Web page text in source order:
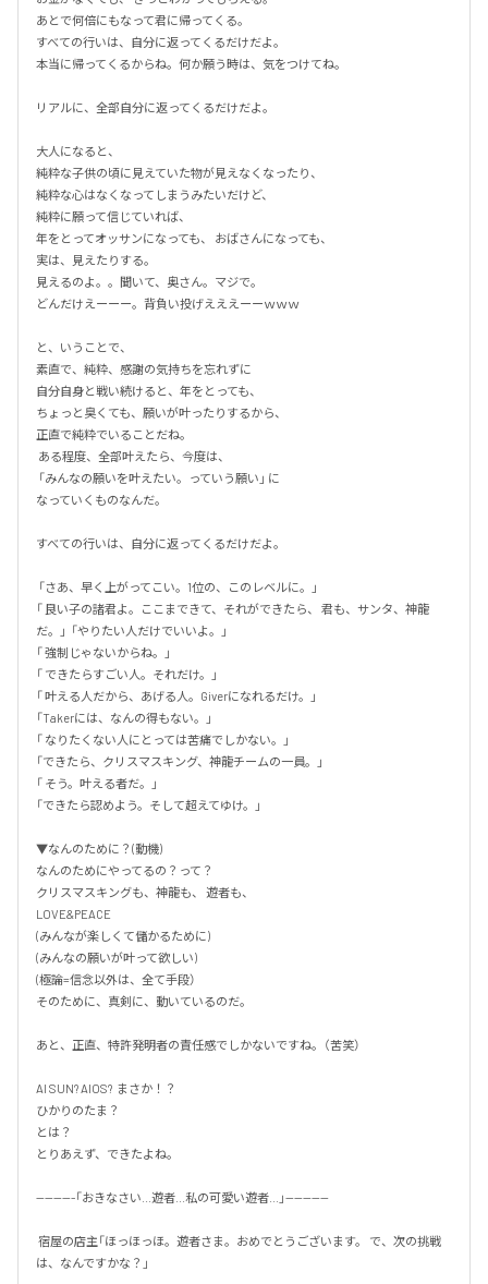
あとで何倍にもなって君に帰ってくる。
すべての行いは、自分に返ってくるだけだよ。
本当に帰ってくるからね。何か願う時は、気をつけてね。
リアルに、全部自分に返ってくるだけだよ。
大人になると、
純粋な子供の頃に見えていた物が見えなくなったり、
純粋な心はなくなってしまうみたいだけど、
純粋に願って信じていれば、
年をとってオッサンになっても、 おばさんになっても、
実は、見えたりする。
見えるのよ。。聞いて、奥さん。マジで。
どんだけえーーー。背負い投げえええーーｗｗｗ
と、いうことで、
素直で、純粋、感謝の気持ちを忘れずに
自分自身と戦い続けると、年をとっても、
ちょっと臭くても、願いが叶ったりするから、
正直で純粋でいることだね。
なっていくものなんだ。
すべての行いは、自分に返ってくるだけだよ。
「 良い子の諸君よ。ここまできて、それができたら、 君も、サンタ、神龍
だ。」  「やりたい人だけでいいよ。」
「 強制じゃないからね。」
「 できたらすごい人。それだけ。」
「 叶える人だから、あげる人。Giverになれるだけ。」
「Takerには、なんの得もない。」
「 なりたくない人にとっては苦痛でしかない。」
「できたら、クリスマスキング、神龍チームの一員。」
「 そう。叶える者だ。」
「できたら認めよう。そして超えてゆけ。」
▼なんのために？(動機)
なんのためにやってるの？って？
クリスマスキングも、神龍も、 遊者も、
LOVE&PEACE
(みんなが楽しくて儲かるために)
(みんなの願いが叶って欲しい)
(極論=信念以外は、全て手段）
そのために、真剣に、動いているのだ。
あと、正直、特許発明者の責任感でしかないですね。（苦笑）
AI SUN? AIOS?  まさか！？
ひかりのたま？
とは？
とりあえず、できたよね。
---------「おきなさい...遊者...私の可愛い遊者...」----------
は、なんですかな？」